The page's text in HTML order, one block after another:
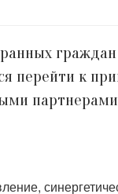
граждан
перейти к